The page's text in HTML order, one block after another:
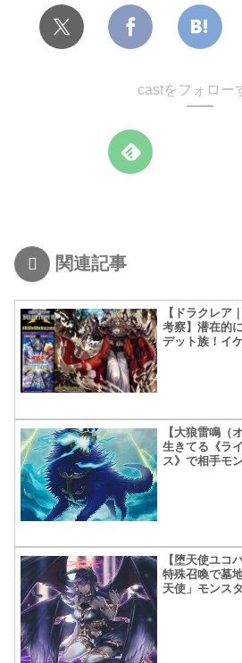
castをフォロー
関連記事
【ドラクレア
考察】潜在的
デット族！イ
【大狼雷鳴（
生きてる《ラ
ス》で相手モ
【堕天使ユコ
特殊召喚で墓
天使」モンス